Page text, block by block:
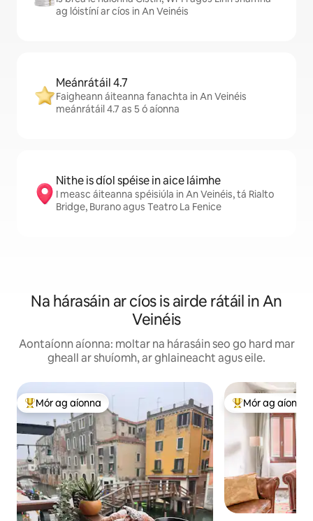
ag lóistíní ar cíos in An Veinéis
Meánrátáil 4.7
Faigheann áiteanna fanachta in An Veinéis
meánrátáil 4.7 as 5 ó aíonna
Nithe is díol spéise in aice láimhe
I measc áiteanna spéisiúla in An Veinéis, tá Rialto
Bridge, Burano agus Teatro La Fenice
Na hárasáin ar cíos is airde rátáil in An
Veinéis
Aontaíonn aíonna: moltar na hárasáin seo go hard mar
gheall ar shuíomh, ar ghlaineacht agus eile.
An-mhór ag aíonna
Mór ag aíonna An-mhór ag
Mór ag aíonna